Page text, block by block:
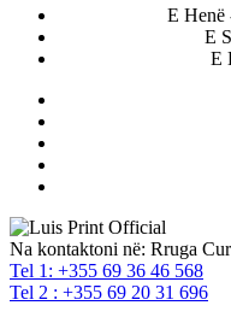
E Henë
E
E
Na kontaktoni në: Rruga
Tel 1: +355 69 36 46 568
Tel 2 : +355 69 20 31 696